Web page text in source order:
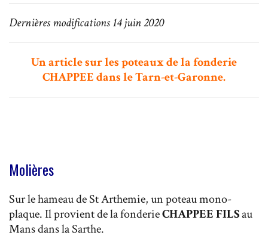
Dernières modifications 14 juin 2020
Un article sur les poteaux de la fonderie
CHAPPEE dans le Tarn-et-Garonne.
Molières
Sur le hameau de St Arthemie, un poteau mono-
plaque. Il provient de la fonderieCHAPPEE FILSau
Mans dans la Sarthe.